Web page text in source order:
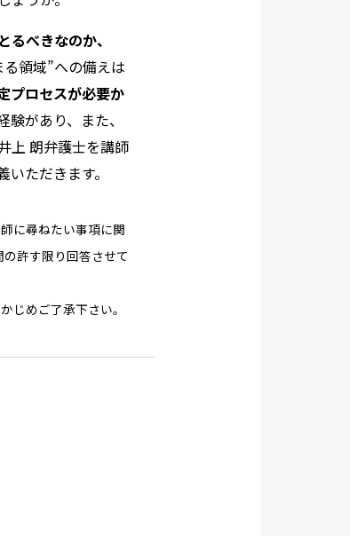
べきなのか、
領域”への備えは
プロセスが必要か
があり、また、
上 朗弁護士を講師
ただきます。
に尋ねたい事項に関
許す限り回答させて
じめご了承下さい。